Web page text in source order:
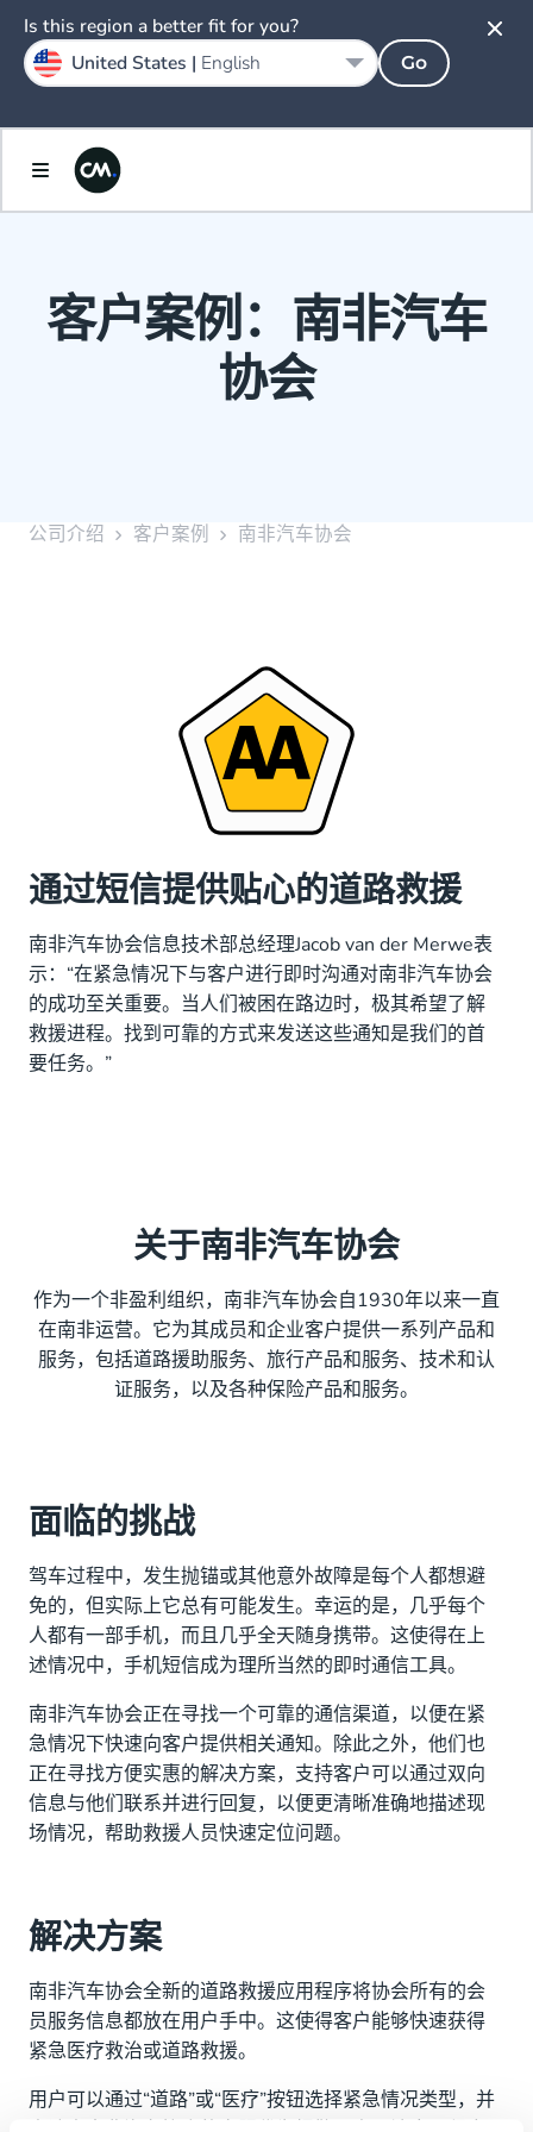
客户案例：南非汽车
协会
公司介绍 客户案例 南非汽车协会
通过短信提供贴心的道路救援
南非汽车协会信息技术部总经理Jacob van der Merwe表
示：“在紧急情况下与客户进行即时沟通对南非汽车协会
的成功至关重要。当人们被困在路边时，极其希望了解
救援进程。找到可靠的方式来发送这些通知是我们的首
要任务。”
关于南非汽车协会
作为一个非盈利组织，南非汽车协会自1930年以来一直
在南非运营。它为其成员和企业客户提供一系列产品和
服务，包括道路援助服务、旅行产品和服务、技术和认
证服务，以及各种保险产品和服务。
面临的挑战
驾车过程中，发生抛锚或其他意外故障是每个人都想避
免的，但实际上它总有可能发生。幸运的是，几乎每个
人都有一部手机，而且几乎全天随身携带。这使得在上
述情况中，手机短信成为理所当然的即时通信工具。
南非汽车协会正在寻找一个可靠的通信渠道，以便在紧
急情况下快速向客户提供相关通知。除此之外，他们也
正在寻找方便实惠的解决方案，支持客户可以通过双向
信息与他们联系并进行回复，以便更清晰准确地描述现
场情况，帮助救援人员快速定位问题。
解决方案
南非汽车协会全新的道路救援应用程序将协会所有的会
员服务信息都放在用户手中。这使得客户能够快速获得
紧急医疗救治或道路救援。
用户可以通过“道路”或“医疗”按钮选择紧急情况类型，并
Is this region a better fit for you?
United States | English Go